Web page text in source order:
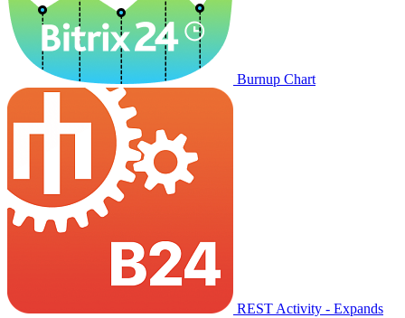
Burnup Chart
REST Activity - Expands